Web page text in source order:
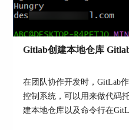
3）点击【编辑】按钮，
密码并点击【保存更改
root用户其密码已被重
后，必须更改一次密码
Gitlab创建本地仓库
在团队协作开发时，GitLab
控制系统，可以用来做代码
建本地仓库以及命令行在
建完善的版本控制体系，实